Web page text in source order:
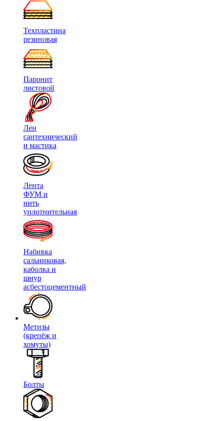
Техпластина
резиновая
Паронит
листовой
Лен
сантехнический
и мастика
Лента
ФУМ и
нить
уплотнительная
Набивка
сальниковая,
каболка и
шнур
асбестоцементный
Метизы
(крепёж и
хомуты)
Болты